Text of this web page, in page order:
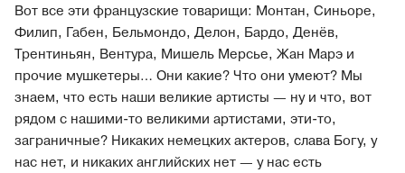
Вот все эти французские товарищи: Монтан, Синьоре,
Филип, Габен, Бельмондо, Делон, Бардо, Денёв,
Трентиньян, Вентура, Мишель Мерсье, Жан Марэ и
прочие мушкетеры… Они какие? Что они умеют? Мы
знаем, что есть наши великие артисты — ну и что, вот
рядом с нашими-то великими артистами, эти-то,
заграничные? Никаких немецких актеров, слава Богу, у
нас нет, и никаких английских нет — у нас есть